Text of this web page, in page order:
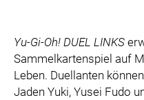
Yu-Gi-Oh! DUEL LINKS
Sammelkartenspiel auf
Leben. Duellanten
Jaden Yuki, Yusei Fudo